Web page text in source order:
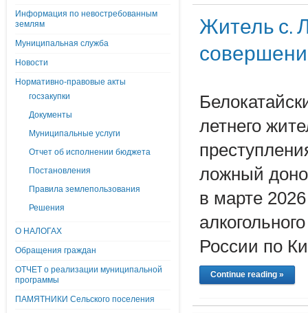
Информация по невостребованным
землям
Муниципальная служба
Новости
Нормативно-правовые акты
госзакупки
Документы
Муниципальные услуги
Отчет об исполнении бюджета
Постановления
Правила землепользования
Решения
О НАЛОГАХ
Обращения граждан
ОТЧЕТ о реализации муниципальной
программы
ПАМЯТНИКИ Сельского поселения
Житель с.
летнего
ложный
в марте
России по
Continue reading »